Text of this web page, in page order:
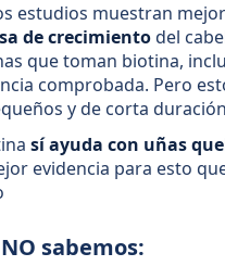
estudios muestran
de crecimientodel
que toman biotina,
comprobada. Pero
y de corta duración
sí ayuda con uñas
evidencia para esto
sabemos: